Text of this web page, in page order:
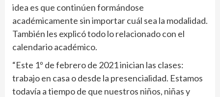
idea es que continúen formándose
académicamente sin importar cuál sea la modalidad.
También les explicó todo lo relacionado con el
calendario académico.
“Este 1º de febrero de 2021 inician las clases:
trabajo en casa o desde la presencialidad. Estamos
todavía a tiempo de que nuestros niños, niñas y